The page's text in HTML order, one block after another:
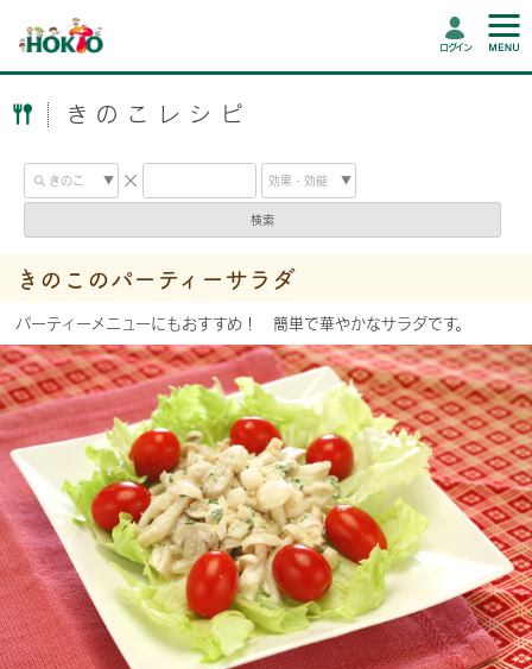
ログイン
きのこレシピ
検索
きのこのパーティーサラダ
パーティーメニューにもおすすめ！ 簡単で華やかなサラダです。